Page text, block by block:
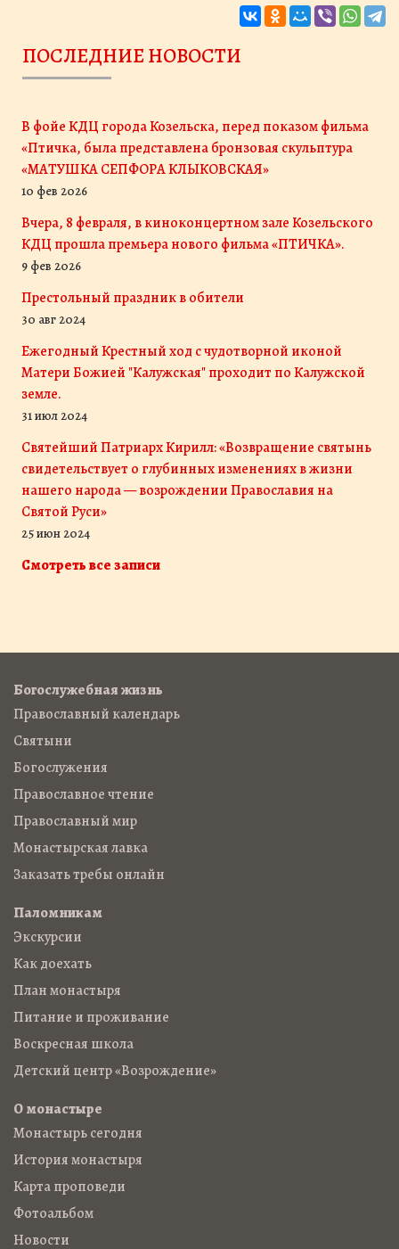
ПОСЛЕДНИЕ НОВОСТИ
В фойе КДЦ города Козельска, перед показом фильма
«Птичка, была представлена бронзовая скульптура
«МАТУШКА СЕПФОРА КЛЫКОВСКАЯ»
10 фев 2026
Вчера, 8 февраля, в киноконцертном зале Козельского
КДЦ прошла премьера нового фильма «ПТИЧКА».
9 фев 2026
Престольный праздник в обители
30 авг 2024
Ежегодный Крестный ход с чудотворной иконой
Матери Божией "Калужская" проходит по Калужской
земле.
31 июл 2024
Святейший Патриарх Кирилл: «Возвращение святынь
свидетельствует о глубинных изменениях в жизни
нашего народа — возрождении Православия на
Святой Руси»
25 июн 2024
Смотреть все записи
Богослужебная жизнь
Православный календарь
Святыни
Богослужения
Православное чтение
Православный мир
Монастырская лавка
Заказать требы онлайн
Паломникам
Экскурсии
Как доехать
План монастыря
Питание и проживание
Воскресная школа
Детский центр «Возрождение»
О монастыре
Монастырь сегодня
История монастыря
Карта проповеди
Фотоальбом
Новости